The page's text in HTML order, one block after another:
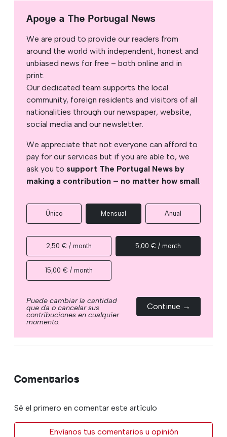
Apoye a The Portugal News
We are proud to provide our readers from
around the world with independent, honest and
unbiased news for free – both online and in
print.
Our dedicated team supports the local
community, foreign residents and visitors of all
nationalities through our newspaper, website,
social media and our newsletter.
We appreciate that not everyone can afford to
pay for our services but if you are able to, we
ask you to support The Portugal News by
making a contribution – no matter how small.
Único Mensual Anual
2,50 € / month 5,00 € / month
15,00 € / month
Puede cambiar la cantidad
que da o cancelar sus
contribuciones en cualquier
momento.
Continue →
Comentarios
Sé el primero en comentar este artículo
Envíanos tus comentarios u opinión